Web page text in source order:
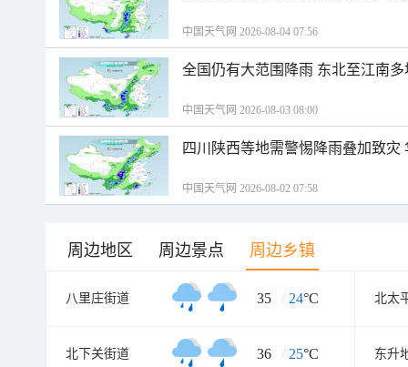
中国天气网 2026-08-04 07:56
全国仍有大范围降雨 东北至江南
中国天气网 2026-08-03 08:00
四川陕西等地需警惕降雨叠加致
中国天气网 2026-08-02 07:58
周边地区 周边景点 周边乡镇
八里庄街道 35 / 24°C 北太
北下关街道 36 / 25°C 东升